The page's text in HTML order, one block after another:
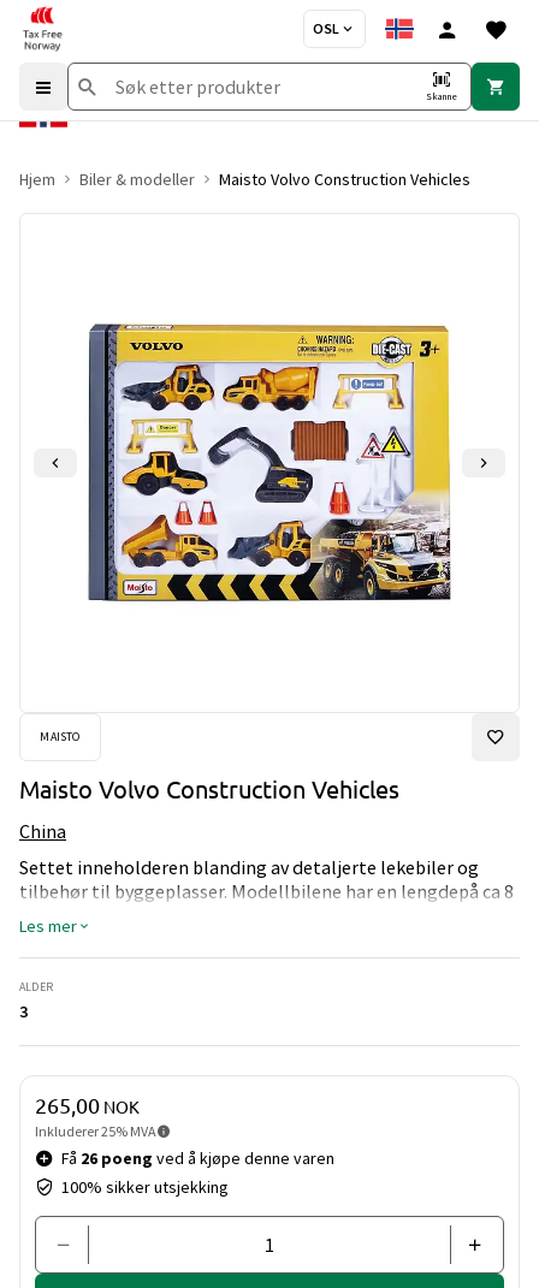
OSL
Skanne
Hjem Biler & modeller Maisto Volvo Construction Vehicles
MAISTO
Maisto Volvo Construction Vehicles
China
Settet inneholderen blanding av detaljerte lekebiler og
tilbehør til byggeplasser. Modellbilene har en lengdepå ca 8
cm.
Les mer
ALDER
3
Pris og mengde
Få 26 poeng ved å kjøpe denne varen
100% sikker utsjekking
265,00 NOK
Inkluderer 25% MVA